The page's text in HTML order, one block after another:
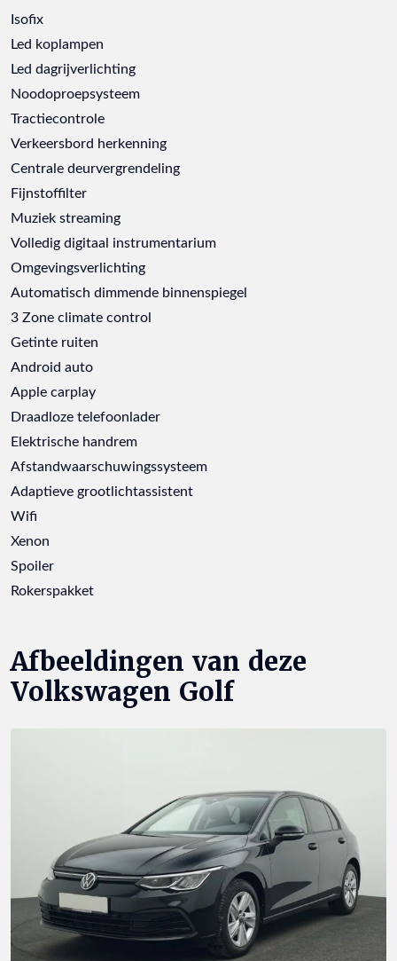
Isofix
Led koplampen
Led dagrijverlichting
Noodoproepsysteem
Tractiecontrole
Verkeersbord herkenning
Centrale deurvergrendeling
Fijnstoffilter
Muziek streaming
Volledig digitaal instrumentarium
Omgevingsverlichting
Automatisch dimmende binnenspiegel
3 Zone climate control
Getinte ruiten
Android auto
Apple carplay
Draadloze telefoonlader
Elektrische handrem
Afstandwaarschuwingssysteem
Adaptieve grootlichtassistent
Wifi
Xenon
Spoiler
Rokerspakket
Afbeeldingen van deze
Volkswagen Golf